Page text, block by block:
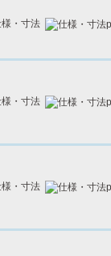
・寸法
・寸法
・寸法